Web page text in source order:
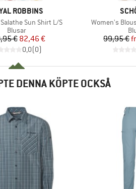
ROBBINS
Sun Shirt L/S
Produktgrupp
Blusar
Pris
€Reducerat pris
82,46 €
0,0(0)
Produkter
Women's
99,95 €
DENNA KÖPTE OCKSÅ